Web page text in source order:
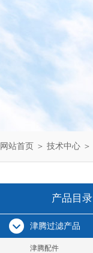
网站首页 ＞ 技术中心
产品目录
津腾过滤产品
津腾配件